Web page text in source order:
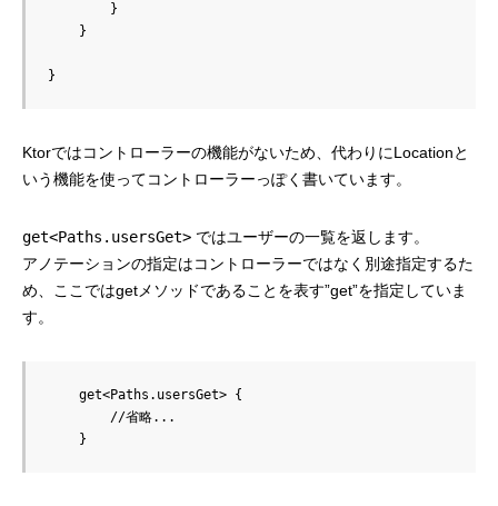
        }
    }
Ktorではコントローラーの機能がないため、代わりにLocationと
いう機能を使ってコントローラーっぽく書いています。
get<Paths.usersGet> ではユーザーの一覧を返します。
アノテーションの指定はコントローラーではなく別途指定するた
め、ここではgetメソッドであることを表す”get”を指定していま
す。
    get<Paths.usersGet> {
        //省略...